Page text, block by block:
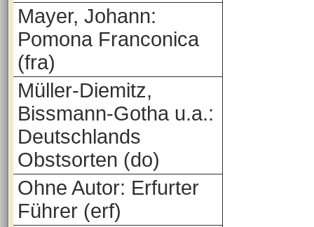
Mayer, Johann:
Pomona Franconica
(fra)
Müller-Diemitz,
Bissmann-Gotha u.a.:
Deutschlands
Obstsorten (do)
Ohne Autor: Erfurter
Führer (erf)